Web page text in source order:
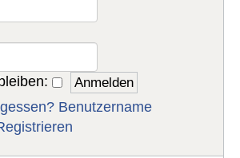
Benutzername